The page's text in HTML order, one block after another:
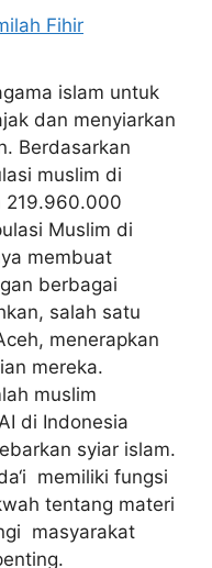
Fihir
islam untuk
dan menyiarkan
Berdasarkan
muslim di
219.960.000
Muslim di
membuat
berbagai
salah satu
menerapkan
mereka.
muslim
di Indonesia
syiar islam.
memiliki fungsi
tentang materi
masyarakat